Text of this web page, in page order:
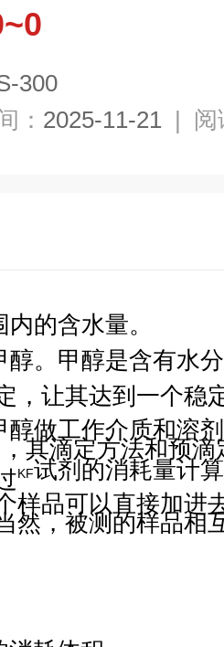
300
： 2025-11-21 | 阅
内的含水量。
醇。甲醇是含有水
，让其达到一个稳
醇做工作介质和溶
，其滴定方法和预
KF试剂的消耗量计
样品可以直接加进
然，被测的样品相